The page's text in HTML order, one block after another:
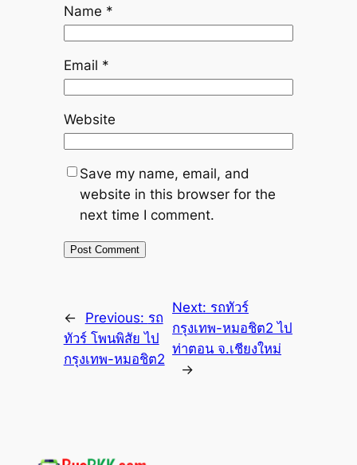
Name *
Email *
Website
Save my name, email, and
website in this browser for the
next time I comment.
← Previous: รถ
ทัวร์ โพนพิสัย ไป
กรุงเทพ-หมอชิต2
Next: รถทัวร์
กรุงเทพ-หมอชิต2 ไป
ท่าตอน จ.เชียงใหม่
→